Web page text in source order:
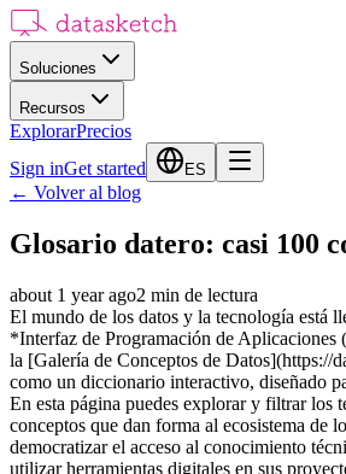
Soluciones
Recursos
ExplorarPrecios
Sign inGet started ES
← Volver al blog
Glosario datero: casi 100
about 1 year ago2 min de lectura
El mundo de los datos y la tecnología está
*Interfaz de Programación de Aplicaciones
la [Galería de Conceptos de Datos](https://
como un diccionario interactivo, diseñado
En esta página puedes explorar y filtrar los
conceptos que dan forma al ecosistema de
democratizar el acceso al conocimiento
utilizar herramientas digitales en sus